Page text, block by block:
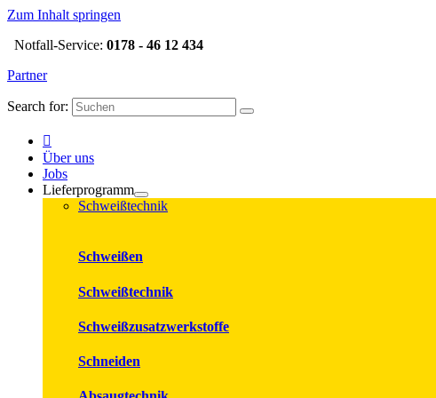
Zum Inhalt springen
Notfall-Service: 0178 - 46 12 434
Partner
Search for:
Über uns
Jobs
Lieferprogramm
Schweißtechnik
Schweißen
Schweißtechnik
Schweißzusatzwerkstoffe
Schneiden